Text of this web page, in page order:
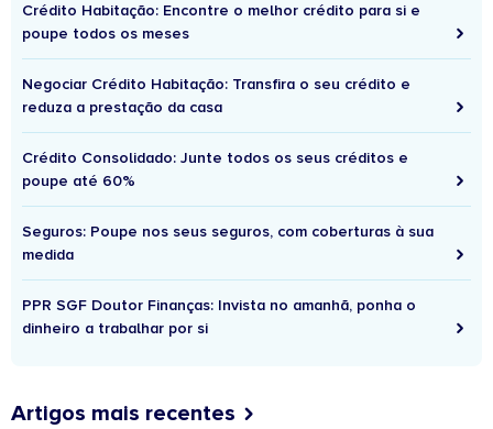
Crédito Habitação: Encontre o melhor crédito para si e
poupe todos os meses
Negociar Crédito Habitação: Transfira o seu crédito e
reduza a prestação da casa
Crédito Consolidado: Junte todos os seus créditos e
poupe até 60%
Seguros: Poupe nos seus seguros, com coberturas à sua
medida
PPR SGF Doutor Finanças: Invista no amanhã, ponha o
dinheiro a trabalhar por si
Artigos mais recentes